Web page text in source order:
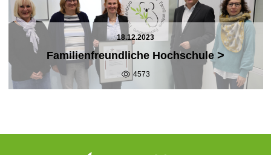
18.12.2023
Familienfreundliche Hochschule >
4573